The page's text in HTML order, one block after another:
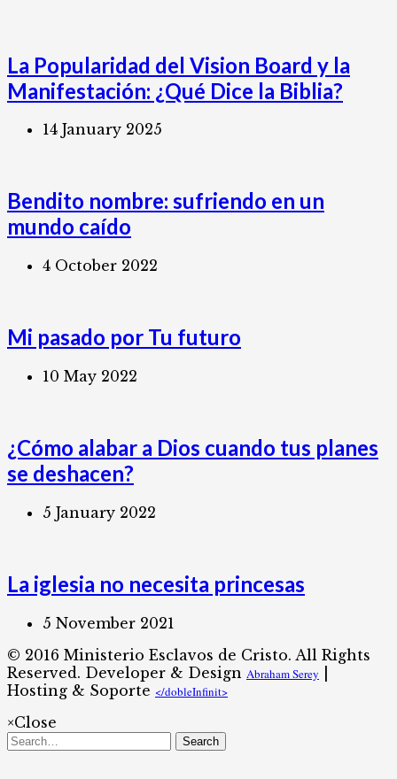
La Popularidad del Vision Board y la
Manifestación: ¿Qué Dice la Biblia?
14 January 2025
Bendito nombre: sufriendo en un
mundo caído
4 October 2022
Mi pasado por Tu futuro
10 May 2022
¿Cómo alabar a Dios cuando tus planes
se deshacen?
5 January 2022
La iglesia no necesita princesas
5 November 2021
© 2016 Ministerio Esclavos de Cristo. All Rights
Reserved. Developer & Design Abraham Serey
Hosting & Soporte </dobleInfinit>​
×Close
Search